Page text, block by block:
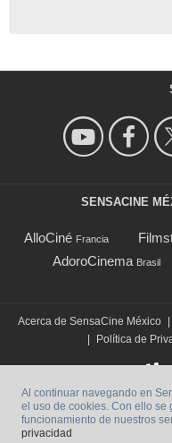
SENSACINE
AlloCiné Francia
AdoroCinema Brasil
Acerca de SensaCine México
Política de
Al continuar navegando en
el uso de cookies. Con ello se
funcionamiento de nuestros
privacidad